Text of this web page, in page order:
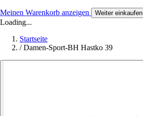
Meinen Warenkorb anzeigen Weiter einkaufen
Loading...
Startseite
/ Damen-Sport-BH Hastko 39